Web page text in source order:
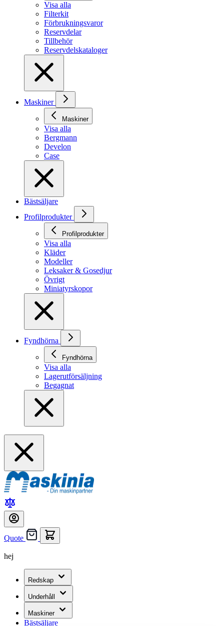
Visa alla
Filterkit
Förbrukningsvaror
Reservdelar
Tillbehör
Reservdelskataloger
Maskiner
Maskiner
Visa alla
Bergmann
Develon
Case
Bästsäljare
Profilprodukter
Profilprodukter
Visa alla
Kläder
Modeller
Leksaker & Gosedjur
Övrigt
Miniatyrskopor
Fyndhörna
Fyndhörna
Visa alla
Lagerutförsäljning
Begagnat
Quote
hej
Redskap
Underhåll
Maskiner
Bästsäljare